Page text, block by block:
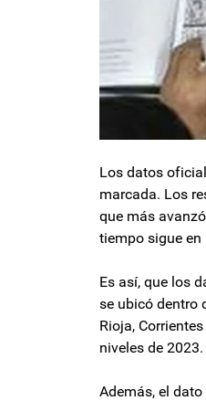
Los datos
marcada. Los
que más
tiempo sigue
Es así, que los
se ubicó dentro
Rioja,
niveles de 2023.
Además, el